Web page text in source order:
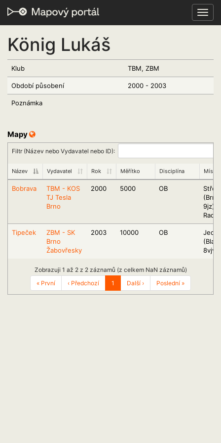
König Lukáš
Klub TBM, ZBM
Období působení 2000 - 2003
Poznámka
Mapy
Filtr (Název nebo Vydavatel nebo ID):
Název Vydavatel Rok Měřítko Disciplína Místo
Bobrava
TBM - KOS
TJ Tesla
Brno
2000 5000 OB
(Brno
9jz),
Tipeček
ZBM - SK
Brno
Žabovřesky
2003 10000 OB
8vjv)
Zobrazuji 1 až 2 z 2 záznamů (z celkem NaN záznamů)
« První
‹ Předchozí 1 Další › Poslední »